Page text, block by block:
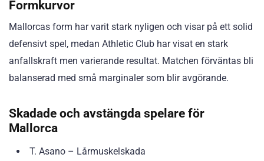
Formkurvor
Mallorcas form har varit stark nyligen och visar på ett solid
defensivt spel, medan Athletic Club har visat en stark
anfallskraft men varierande resultat. Matchen förväntas bli
balanserad med små marginaler som blir avgörande.
Skadade och avstängda spelare för
Mallorca
T. Asano – Lårmuskelskada